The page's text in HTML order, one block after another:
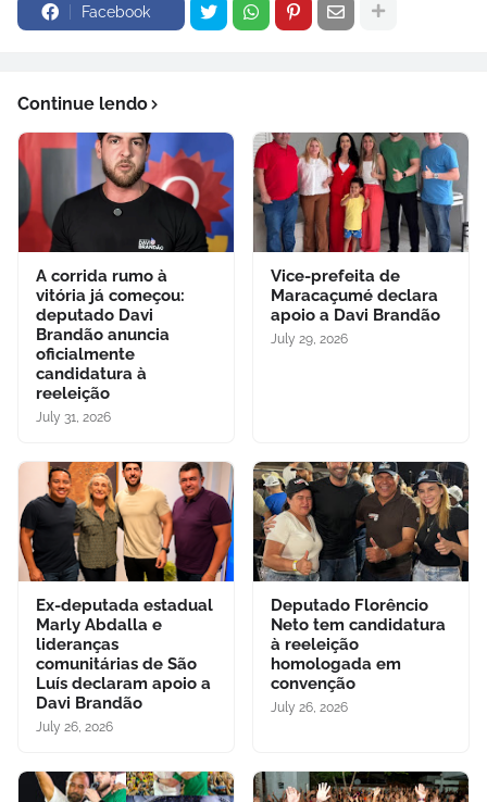
Facebook
Continue lendo
A corrida rumo à
vitória já começou:
deputado Davi
Brandão anuncia
oficialmente
candidatura à
reeleição
July 31, 2026
Vice-prefeita de
Maracaçumé declara
apoio a Davi Brandão
July 29, 2026
Ex-deputada estadual
Marly Abdalla e
lideranças
comunitárias de São
Luís declaram apoio a
Davi Brandão
July 26, 2026
Deputado Florêncio
Neto tem candidatura
à reeleição
homologada em
convenção
July 26, 2026